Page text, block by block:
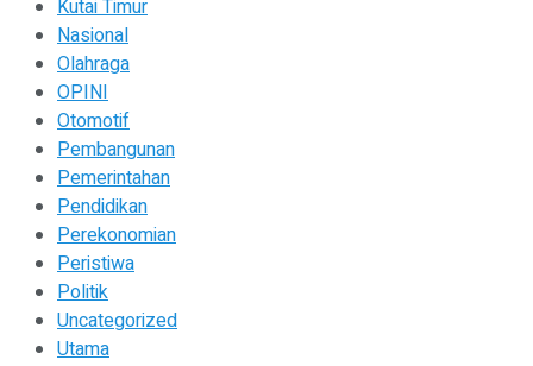
Kutai Timur
Nasional
Olahraga
OPINI
Otomotif
Pembangunan
Pemerintahan
Pendidikan
Perekonomian
Peristiwa
Politik
Uncategorized
Utama